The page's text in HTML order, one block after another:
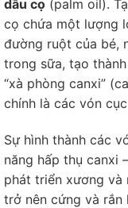
dầu cọ (palm oil).
cọ chứa một lượng
đường ruột của bé,
trong sữa, tạo
“xà phòng canxi”
chính là các vón
Sự hình thành các
năng hấp thụ canxi
phát triển xương và
trở nên cứng và